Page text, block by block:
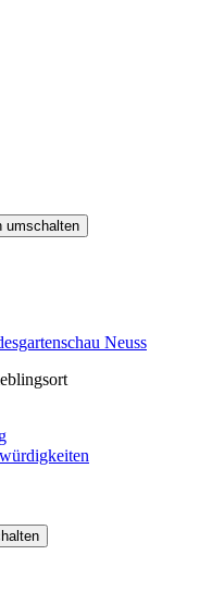
umschalten
Neuss